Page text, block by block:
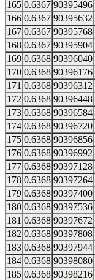
165 0.6367 90395496
166 0.6367 90395632
167 0.6367 90395768
168 0.6367 90395904
169 0.6368 90396040
170 0.6368 90396176
171 0.6368 90396312
172 0.6368 90396448
173 0.6368 90396584
174 0.6368 90396720
175 0.6368 90396856
176 0.6368 90396992
177 0.6368 90397128
178 0.6368 90397264
179 0.6368 90397400
180 0.6368 90397536
181 0.6368 90397672
182 0.6368 90397808
183 0.6368 90397944
184 0.6368 90398080
185 0.6368 90398216